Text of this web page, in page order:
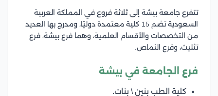
تتفرع جامعة بيشة إلى ثلاثة فروع في المملكة العربية
السعودية تضم 15 كلية معتمدة دوليًا، ومدرج بها العديد
من التخصصات والأقسام العلمية، وهما فرع بيشة، فرع
تثليث، وفرع النماص.
فرع الجامعة في بيشة
كلية الطب بنين \ بنات.